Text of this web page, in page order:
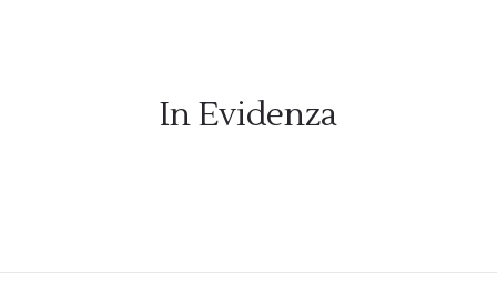
In Evidenza